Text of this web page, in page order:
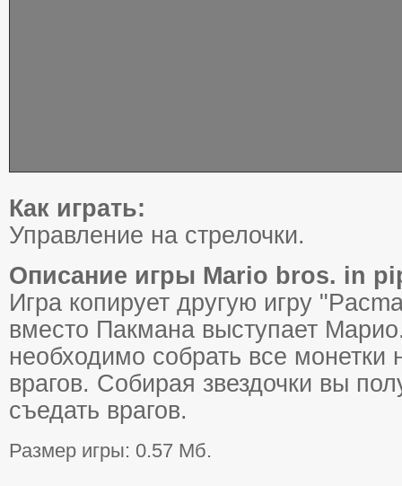
Как играть:
Управление на стрелочки.
Описание игры Mario bros. in
Игра копирует другую игру
вместо Пакмана выступает
необходимо собрать все монетки
врагов. Собирая звездочки вы
съедать врагов.
Размер игры: 0.57 Мб.